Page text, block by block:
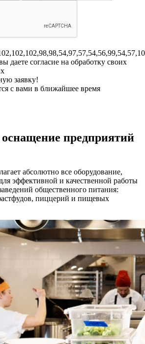
даете согласие на обработку своих
заявку!
с вами в ближайшее время
предприятий
абсолютно все оборудование,
эффективной и качественной работы
общественного питания:
пиццерий и пищевых